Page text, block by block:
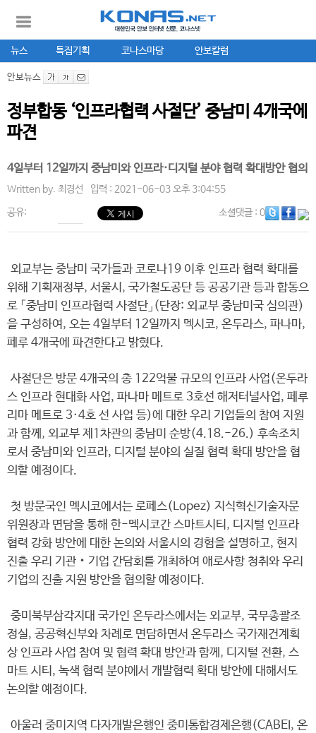
뉴스 특집기획 코나스마당 안보칼럼
안보뉴스
정부합동 ‘인프라협력 사절단’ 중남미 4개국에
파견
4일부터 12일까지 중남미와 인프라·디지털 분야 협력 확대방안 협의
Written by. 최경선 입력 : 2021-06-03 오후 3:04:55
공유: 소셜댓글: 0
외교부는 중남미 국가들과 코로나19 이후 인프라 협력 확대를
위해 기획재정부, 서울시, 국가철도공단 등 공공기관 등과 합동으
로 「중남미 인프라협력 사절단」(단장: 외교부 중남미국 심의관)
을 구성하여, 오는 4일부터 12일까지 멕시코, 온두라스, 파나마,
페루 4개국에 파견한다고 밝혔다.
사절단은 방문 4개국의 총 122억불 규모의 인프라 사업(온두라
스 인프라 현대화 사업, 파나마 메트로 3호선 해저터널사업, 페루
리마 메트로 3·4호 선 사업 등)에 대한 우리 기업들의 참여 지원
과 함께, 외교부 제1차관의 중남미 순방(4.18.-26.) 후속조치
로서 중남미와 인프라, 디지털 분야의 실질 협력 확대 방안을 협
의할 예정이다.
첫 방문국인 멕시코에서는 로페스(Lopez) 지식혁신기술자문
위원장과 면담을 통해 한-멕시코간 스마트시티, 디지털 인프라
협력 강화 방안에 대한 논의와 서울시의 경험을 설명하고, 현지
진출 우리 기관‧기업 간담회를 개최하여 애로사항 청취와 우리
기업의 진출 지원 방안을 협의할 예정이다.
중미북부삼각지대 국가인 온두라스에서는 외교부, 국무총괄조
정실, 공공혁신부와 차례로 면담하면서 온두라스 국가재건계획
상 인프라 사업 참여 및 협력 확대 방안과 함께, 디지털 전환, 스
마트 시티, 녹색 협력 분야에서 개발협력 확대 방안에 대해서도
논의할 예정이다.
아울러 중미지역 다자개발은행인 중미통합경제은행(CABEI, 온